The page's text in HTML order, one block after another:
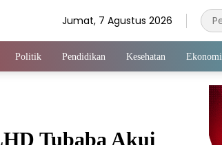
Jumat, 7 Agustus 2026
Politik Pendidikan Kesehatan Ekonomi
Tubaba Akui